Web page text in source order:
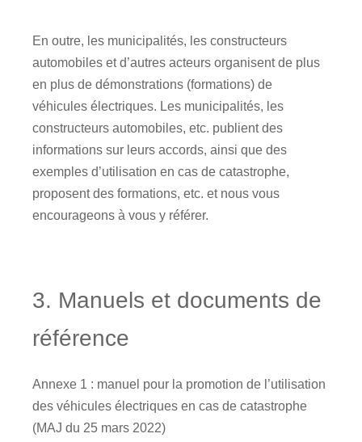
En outre, les municipalités, les constructeurs
automobiles et d’autres acteurs organisent de plus
en plus de démonstrations (formations) de
véhicules électriques. Les municipalités, les
constructeurs automobiles, etc. publient des
informations sur leurs accords, ainsi que des
exemples d’utilisation en cas de catastrophe,
proposent des formations, etc. et nous vous
encourageons à vous y référer.
3. Manuels et documents de
référence
Annexe 1 : manuel pour la promotion de l’utilisation
des véhicules électriques en cas de catastrophe
(MAJ du 25 mars 2022)